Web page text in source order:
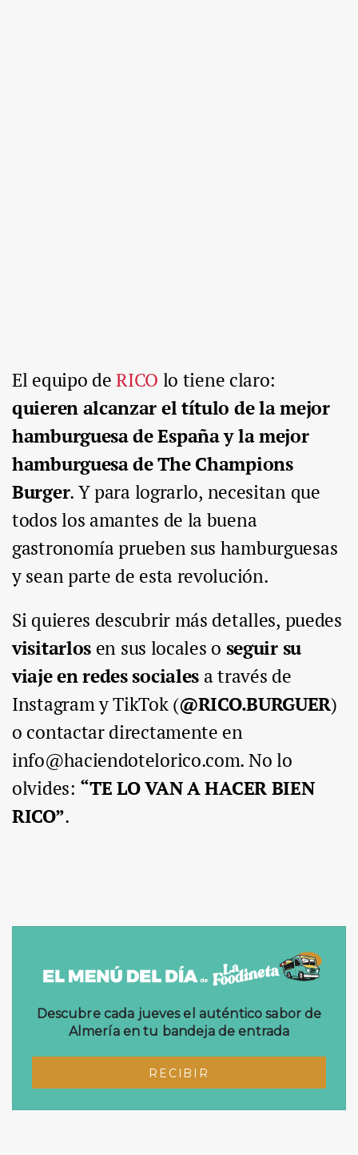
El equipo deRICO lo tiene claro:
quieren alcanzar el título de la mejor
hamburguesa de España y la mejor
hamburguesa de The Champions
Burger. Y para lograrlo, necesitan que
todos los amantes de la buena
gastronomía prueben sus hamburguesas
y sean parte de esta revolución.
Si quieres descubrir más detalles, puedes
visitarlos en sus locales o seguir su
viaje en redes sociales a través de
Instagram y TikTok (@RICO.BURGUER)
o contactar directamente en
info@haciendotelorico.com. No lo
olvides: “TE LO VAN A HACER BIEN
RICO”.